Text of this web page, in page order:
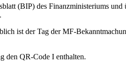
(BIP) des Finanzministeriums und
ist der Tag der MF-
den QR-Code I enthalten.